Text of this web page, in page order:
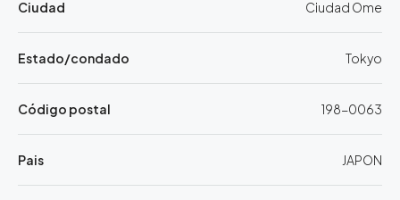
Ciudad Ciudad Ome
Estado/condado Tokyo
Código postal 198-0063
Pais JAPON